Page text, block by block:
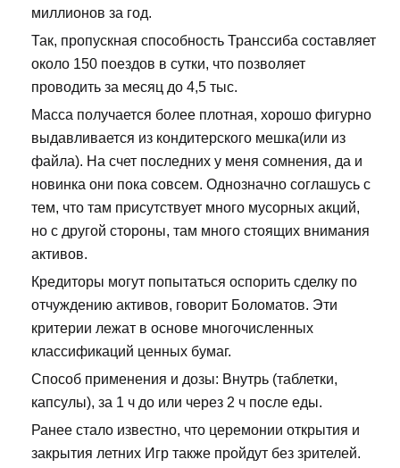
миллионов за год.
Так, пропускная способность Транссиба составляет
около 150 поездов в сутки, что позволяет
проводить за месяц до 4,5 тыс.
Масса получается более плотная, хорошо фигурно
выдавливается из кондитерского мешка(или из
файла). На счет последних у меня сомнения, да и
новинка они пока совсем. Однозначно соглашусь с
тем, что там присутствует много мусорных акций,
но с другой стороны, там много стоящих внимания
активов.
Кредиторы могут попытаться оспорить сделку по
отчуждению активов, говорит Боломатов. Эти
критерии лежат в основе многочисленных
классификаций ценных бумаг.
Способ применения и дозы: Внутрь (таблетки,
капсулы), за 1 ч до или через 2 ч после еды.
Ранее стало известно, что церемонии открытия и
закрытия летних Игр также пройдут без зрителей.